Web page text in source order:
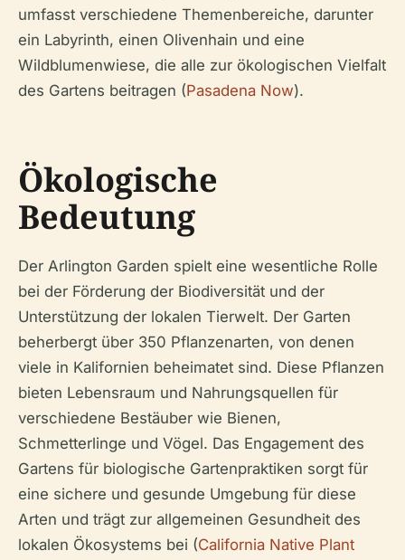
umfasst verschiedene Themenbereiche, darunter
ein Labyrinth, einen Olivenhain und eine
Wildblumenwiese, die alle zur ökologischen Vielfalt
des Gartens beitragen (Pasadena Now).
Ökologische
Bedeutung
Der Arlington Garden spielt eine wesentliche Rolle
bei der Förderung der Biodiversität und der
Unterstützung der lokalen Tierwelt. Der Garten
beherbergt über 350 Pflanzenarten, von denen
viele in Kalifornien beheimatet sind. Diese Pflanzen
bieten Lebensraum und Nahrungsquellen für
verschiedene Bestäuber wie Bienen,
Schmetterlinge und Vögel. Das Engagement des
Gartens für biologische Gartenpraktiken sorgt für
eine sichere und gesunde Umgebung für diese
Arten und trägt zur allgemeinen Gesundheit des
lokalen Ökosystems bei (California Native Plant